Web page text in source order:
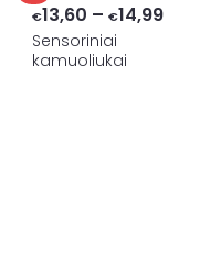
€13,60 – €14,99Price
Sensoriniai
kamuoliukai